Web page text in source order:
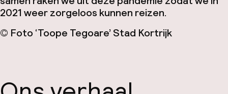
2021 weer zorgeloos kunnen reizen.
© Foto ‘Toope Tegoare’ Stad Kortrijk